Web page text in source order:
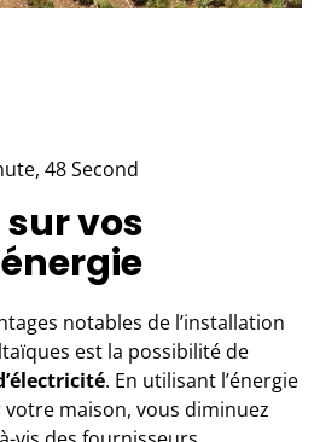
48 Second
vos
notables de l’installation
est la possibilité de
. En utilisant l’énergie
maison, vous diminuez